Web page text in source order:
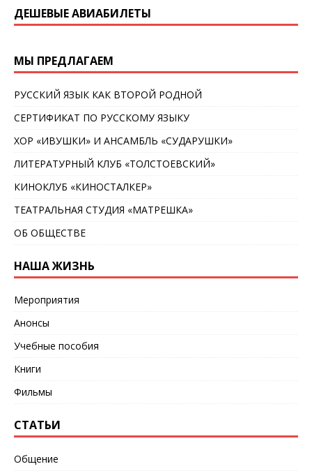
ДЕШЕВЫЕ АВИАБИЛЕТЫ
МЫ ПРЕДЛАГАЕМ
РУССКИЙ ЯЗЫК КАК ВТОРОЙ РОДНОЙ
СЕРТИФИКАТ ПО РУССКОМУ ЯЗЫКУ
ХОР «ИВУШКИ» И АНСАМБЛЬ «СУДАРУШКИ»
ЛИТЕРАТУРНЫЙ КЛУБ «ТОЛСТОЕВСКИЙ»
КИНОКЛУБ «КИНОСТАЛКЕР»
ТЕАТРАЛЬНАЯ СТУДИЯ «МАТРЕШКА»
ОБ ОБЩЕСТВЕ
НАША ЖИЗНЬ
Мероприятия
Анонсы
Учебные пособия
Книги
Фильмы
СТАТЬИ
Общение